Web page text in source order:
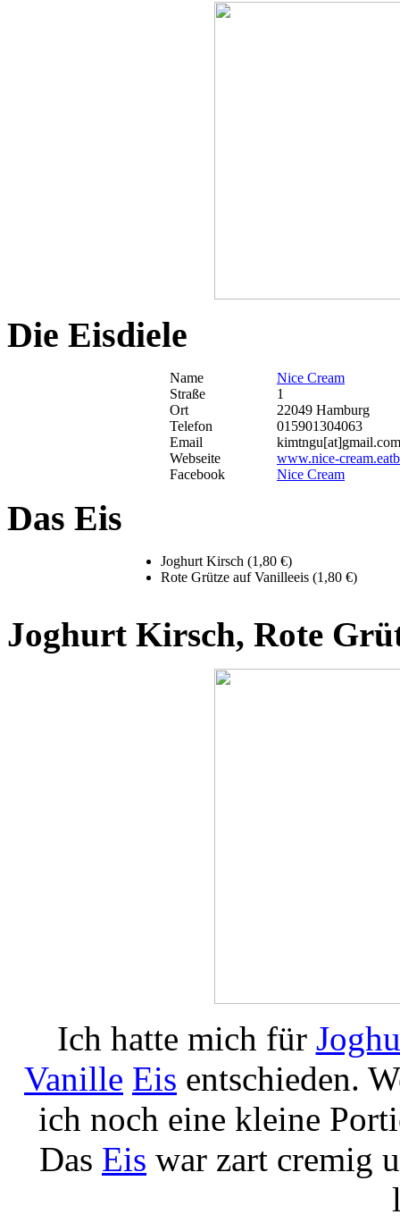
Die Eisdiele
Name
Nice Cream
Straße
1
Ort
22049 Hamburg
Telefon
015901304063
Email
kimtngu[at]gmail.com
Webseite
www.nice-
Facebook
Nice Cream
Das Eis
Joghurt Kirsch (1,80 €)
Rote Grütze auf Vanilleeis (1,80 €)
Joghurt Kirsch, Rote
Ich hatte mich für
Vanille Eis entschieden.
ich noch eine kleine
Das Eis war zart cremig